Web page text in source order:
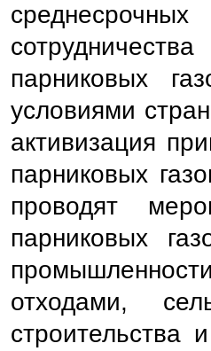
парниковых
условиями
активизация
парниковых
проводят
парниковых
отходами,
строительства